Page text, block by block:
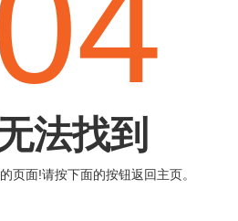
法找到
的页面!请按下面的按钮返回主页。